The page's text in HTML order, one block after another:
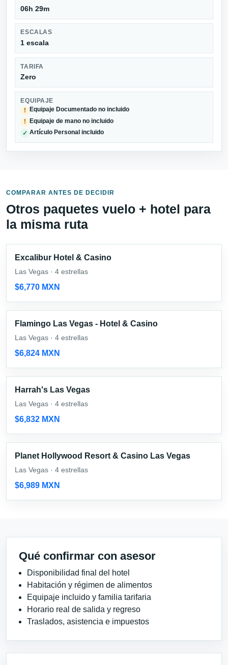
06h 29m
ESCALAS
1 escala
TARIFA
Zero
EQUIPAJE
!
Equipaje Documentado no incluido
! Equipaje de mano no incluido
✓ Artículo Personal incluido
COMPARAR ANTES DE DECIDIR
Otros paquetes vuelo + hotel para
la misma ruta
Excalibur Hotel & Casino
Las Vegas · 4 estrellas
$6,770 MXN
Flamingo Las Vegas - Hotel & Casino
Las Vegas · 4 estrellas
$6,824 MXN
Harrah's Las Vegas
Las Vegas · 4 estrellas
$6,832 MXN
Planet Hollywood Resort & Casino Las Vegas
Las Vegas · 4 estrellas
$6,989 MXN
Qué confirmar con asesor
Disponibilidad final del hotel
Habitación y régimen de alimentos
Equipaje incluido y familia tarifaria
Horario real de salida y regreso
Traslados, asistencia e impuestos